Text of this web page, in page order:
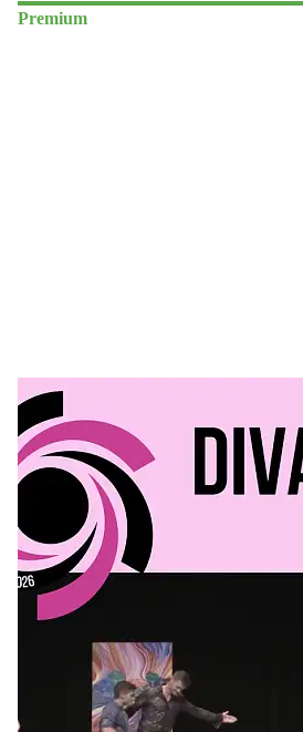
Premium
Divadelní Mlýn 30.
Kultura a volný čas
Divadelní
MLEJN. Vstupenky již v prodeji.
Přijďte na přátelský festival divadla
října 2026 Vstupenky již v prodeji na
https://divadelnimlyn.cz/vstupenky